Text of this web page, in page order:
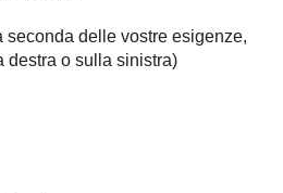
seconda delle vostre esigenze,
destra o sulla sinistra)